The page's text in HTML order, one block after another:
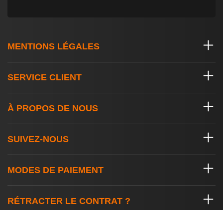
MENTIONS LÉGALES
SERVICE CLIENT
À PROPOS DE NOUS
SUIVEZ-NOUS
MODES DE PAIEMENT
RÉTRACTER LE CONTRAT ?